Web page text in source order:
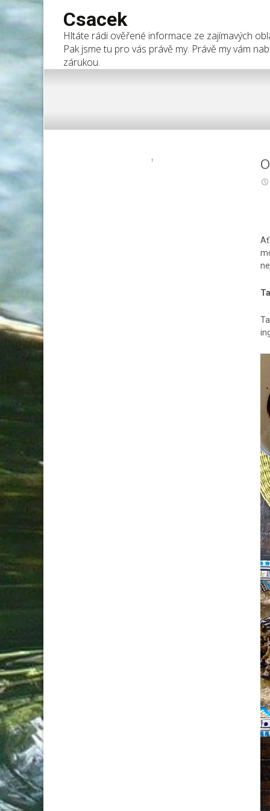
Csacek
Hltáte rádi ověřené informace ze zajímavých
Pak jsme tu pro vás právě my. Právě my vám
zárukou.